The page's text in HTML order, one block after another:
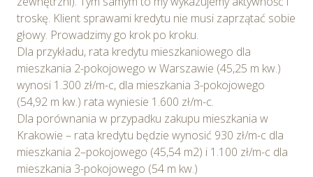
troskę. Klient sprawami kredytu nie musi zaprzątać sobie
głowy. Prowadzimy go krok po kroku.
Dla przykładu, rata kredytu mieszkaniowego dla
mieszkania 2-pokojowego w Warszawie (45,25 m kw.)
wynosi 1.300 zł/m-c, dla mieszkania 3-pokojowego
(54,92 m kw.) rata wyniesie 1.600 zł/m-c.
Dla porównania w przypadku zakupu mieszkania w
Krakowie – rata kredytu będzie wynosić 930 zł/m-c dla
mieszkania 2–pokojowego (45,54 m2) i 1.100 zł/m-c dla
mieszkania 3-pokojowego (54 m kw.)